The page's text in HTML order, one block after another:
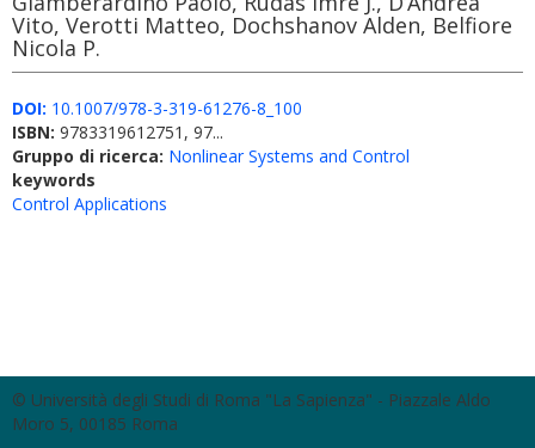
Vito, Verotti Matteo, Dochshanov Alden, Belfiore
Nicola P.
DOI: 10.1007/978-3-319-61276-8_100
ISBN: 9783319612751, 97...
Gruppo di ricerca: Nonlinear Systems and Control
keywords
Control Applications
© Università degli Studi di Roma "La Sapienza" - Piazzale Aldo
Moro 5, 00185 Roma